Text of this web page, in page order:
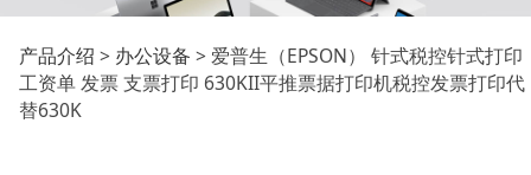
爱普生（EPSON） 针式
税控针式打印 工资单 发
产品介绍 > 办公设备 >爱普生（EPSON） 针式税控针式打印
工资单 发票 支票打印 630KII平推票据打印机税控发票打印代
替630K